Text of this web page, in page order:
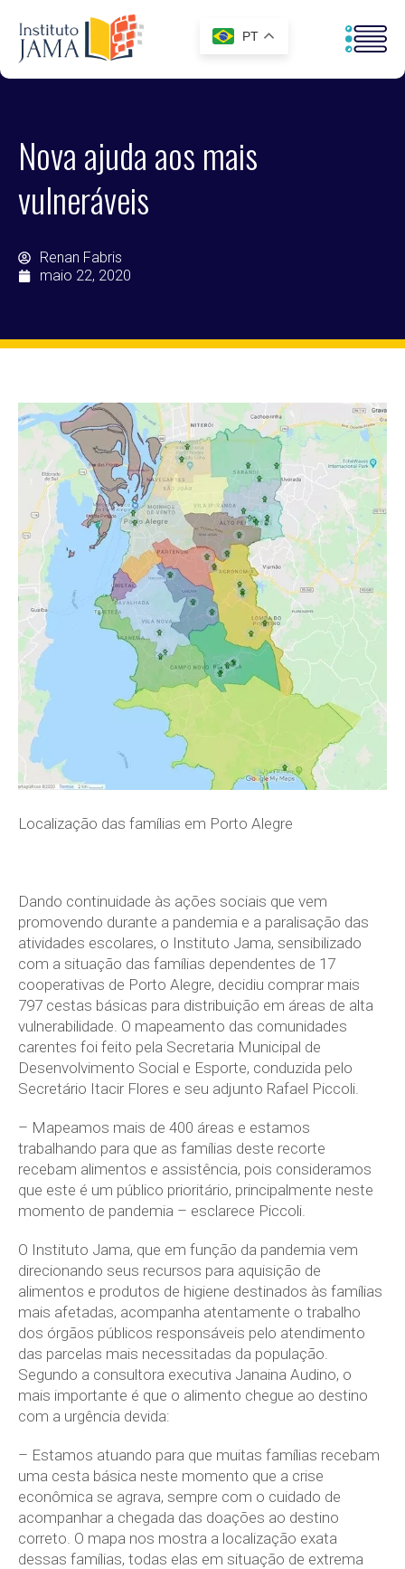
PT
Nova ajuda aos mais
vulneráveis
Renan Fabris
maio 22, 2020
Localização das famílias em Porto Alegre
Dando continuidade às ações sociais que vem
promovendo durante a pandemia e a paralisação das
atividades escolares, o Instituto Jama, sensibilizado
com a situação das famílias dependentes de 17
cooperativas de Porto Alegre, decidiu comprar mais
797 cestas básicas para distribuição em áreas de alta
vulnerabilidade. O mapeamento das comunidades
carentes foi feito pela Secretaria Municipal de
Desenvolvimento Social e Esporte, conduzida pelo
Secretário Itacir Flores e seu adjunto Rafael Piccoli.
– Mapeamos mais de 400 áreas e estamos
trabalhando para que as famílias deste recorte
recebam alimentos e assistência, pois consideramos
que este é um público prioritário, principalmente neste
momento de pandemia – esclarece Piccoli.
O Instituto Jama, que em função da pandemia vem
direcionando seus recursos para aquisição de
alimentos e produtos de higiene destinados às famílias
mais afetadas, acompanha atentamente o trabalho
dos órgãos públicos responsáveis pelo atendimento
das parcelas mais necessitadas da população.
Segundo a consultora executiva Janaina Audino, o
mais importante é que o alimento chegue ao destino
com a urgência devida:
– Estamos atuando para que muitas famílias recebam
uma cesta básica neste momento que a crise
econômica se agrava, sempre com o cuidado de
acompanhar a chegada das doações ao destino
correto. O mapa nos mostra a localização exata
dessas famílias, todas elas em situação de extrema